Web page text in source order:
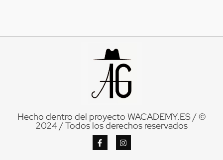
Hecho dentro del proyecto WACADEMY.ES/ ©
2024 / Todos los derechos reservados